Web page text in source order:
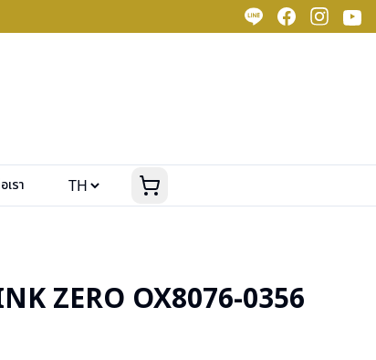
เรา
ZERO OX8076-0356